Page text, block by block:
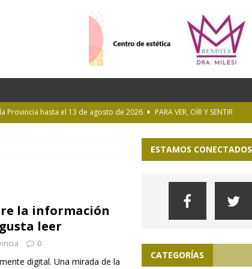
Provincia hasta el 13 de agosto de 2026
PARA VER, OÍR Y SENTIR
por una tormenta a casi 10 mil metros de altura
MUNICIPIOS
Pública de la UNLP CULTURA
la información
leer
0
digital. Una mirada de la
ESTAMOS CONECTADOS
CATEGORÍAS